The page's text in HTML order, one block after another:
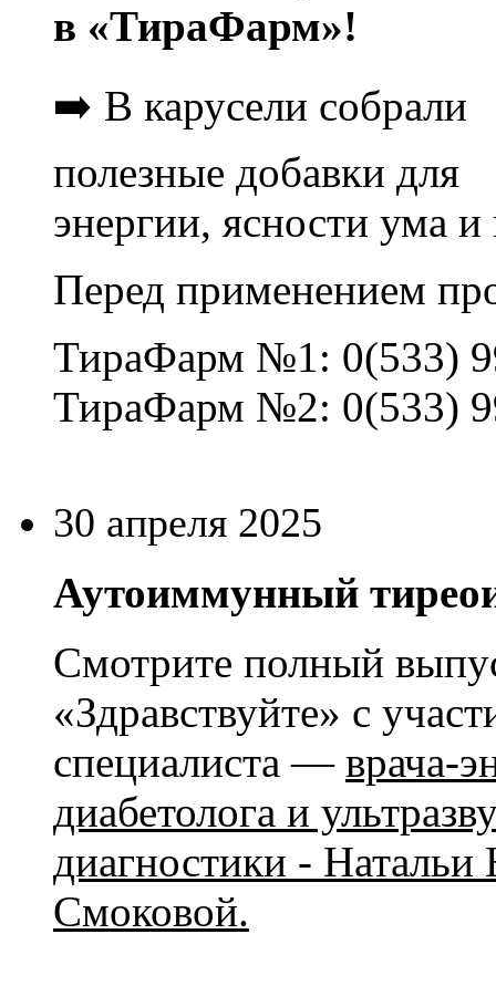
в «ТираФарм»!
➡️ В карусели собрали
полезные добавки для
энергии, ясности ума и
Перед применением
ТираФарм №1: 0(533)
ТираФарм №2: 0(533)
30 апреля 2025
Аутоиммунный
Смотрите полный
«Здравствуйте» с
специалиста — врача-
диабетолога и
диагностики - Натальи
Смоковой.